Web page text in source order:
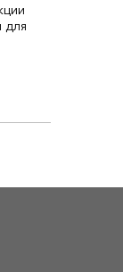
для